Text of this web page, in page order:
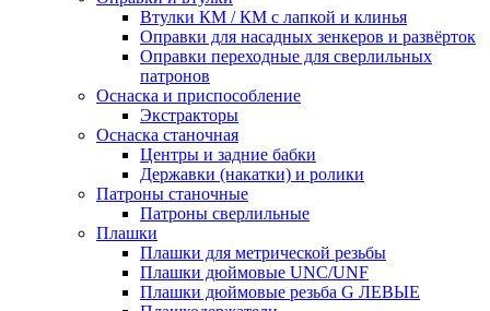
Втулки КМ / КМ с лапкой и клинья
Оправки для насадных зенкеров и развёрток
Оправки переходные для сверлильных
патронов
Оснаска и приспособление
Экстракторы
Оснаска станочная
Центры и задние бабки
Державки (накатки) и ролики
Патроны станочные
Патроны сверлильные
Плашки
Плашки для метрической резьбы
Плашки дюймовые UNC/UNF
Плашки дюймовые резьба G ЛЕВЫЕ